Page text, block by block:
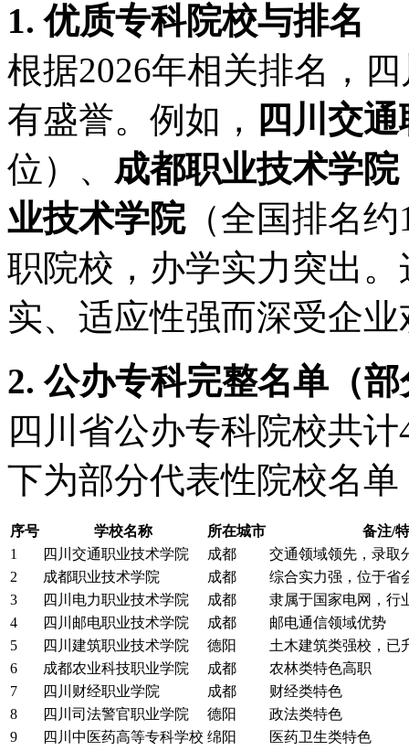
1. 优质专科院校与排名
根据2026年相关排名，
有盛誉。例如，
四川交
位）、 成都职业技术学院
业技术学院（全国排名
职院校，办学实力突出
实、适应性强而深受企业
2. 公办专科完整名单（
四川省公办专科院校共
下为部分代表性院校名单
序号 学校名称 所在城市
备注/
1
四川交通职业技术学院 成都
交通领域领先，录取
2
成都职业技术学院 成都
综合实力强，位于省
3
四川电力职业技术学院 成都
隶属于国家电网，行
4
四川邮电职业技术学院 成都
邮电通信领域优势
5
四川建筑职业技术学院 德阳
土木建筑类强校，已
6
成都农业科技职业学院 成都
农林类特色高职
7
四川财经职业学院 成都
财经类特色
8
四川司法警官职业学院 德阳
政法类特色
9
四川中医药高等专科学校 绵阳
医药卫生类特色